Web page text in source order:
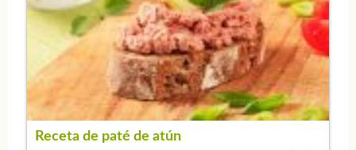
Receta de paté de atún